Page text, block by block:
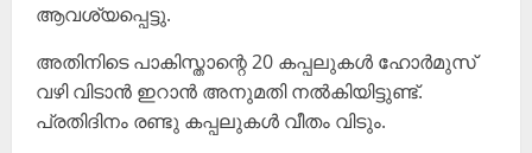
ആവശ്യപ്പെട്ടു.
അതിനിടെ പാകിസ്താന്റെ 20 കപ്പലുകൾ ഹോർമുസ്
വഴി വിടാൻ ഇറാൻ അനുമതി നൽകിയിട്ടുണ്ട്.
പ്രതിദിനം രണ്ടു കപ്പലുകൾ വീതം വിടും.